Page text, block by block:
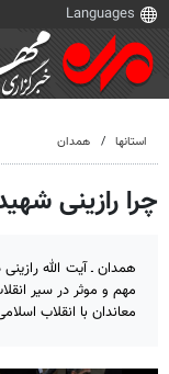
استانها همدان
چرا رازینی
همدان ـ آیت الله
مهم و موثر در سیر
معاندان با انقلاب